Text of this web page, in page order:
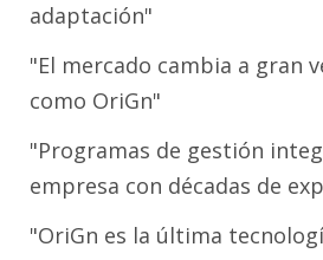
adaptación"
"El mercado cambia a gran
como OriGn"
"Programas de gestión
empresa con décadas de
"OriGn es la última